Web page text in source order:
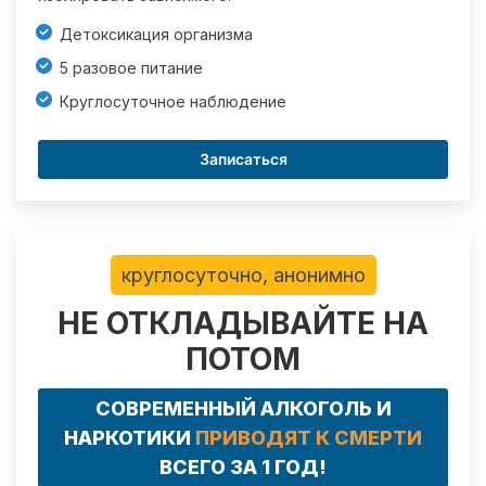
Детоксикация организма
5 разовое питание
Круглосуточное наблюдение
Записаться
круглосуточно, анонимно
НЕ ОТКЛАДЫВАЙТЕ НА
ПОТОМ
СОВРЕМЕННЫЙ АЛКОГОЛЬ И
НАРКОТИКИ ПРИВОДЯТ К СМЕРТИ
ВСЕГО ЗА 1 ГОД!